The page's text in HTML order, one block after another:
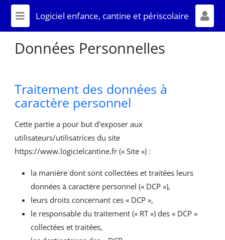
Logiciel enfance, cantine et périscolaire
LOGICIEL ENFANCE, CANTINE ET
PÉRISCOLAIRE
Données Personnelles
Traitement des données à
caractère personnel
Cette partie a pour but d'exposer aux
utilisateurs/utilisatrices du site
https://www.logicielcantine.fr (« Site ») :
la manière dont sont collectées et traitées leurs
données à caractère personnel (« DCP »),
leurs droits concernant ces « DCP »,
le responsable du traitement (« RT ») des « DCP »
collectées et traitées,